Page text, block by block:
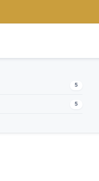
5
5